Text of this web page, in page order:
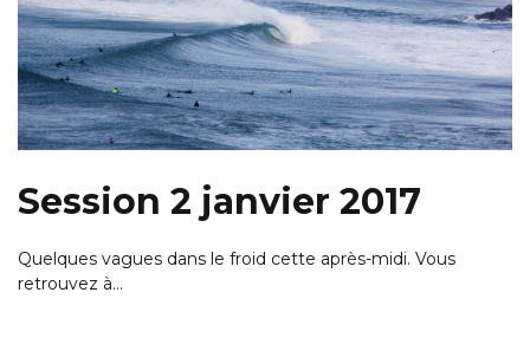
Session 2 janvier 2017
Quelques vagues dans le froid cette après-midi. Vous
retrouvez à…